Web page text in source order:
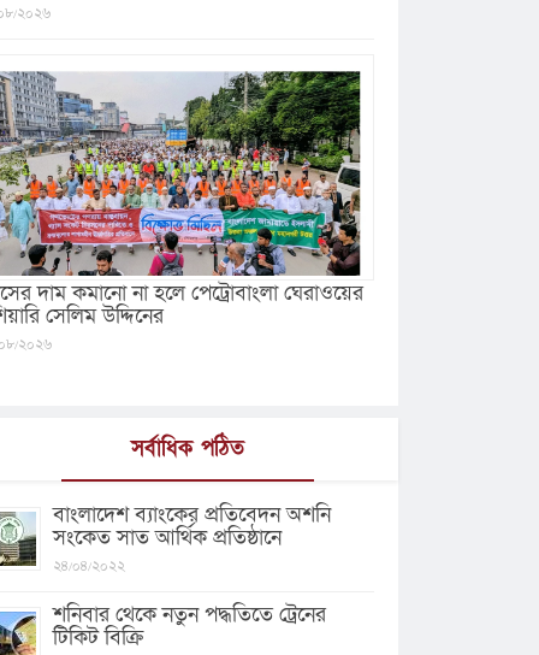
২০২৬
দাম কমানো না হলে পেট্রোবাংলা ঘেরাওয়ের
সেলিম উদ্দিনের
২০২৬
সর্বাধিক পঠিত
বাংলাদেশ ব্যাংকের প্রতিবেদন অশনি
সংকেত সাত আর্থিক প্রতিষ্ঠানে
২৪/০৪/২০২২
শনিবার থেকে নতুন পদ্ধতিতে ট্রেনের
টিকিট বিক্রি